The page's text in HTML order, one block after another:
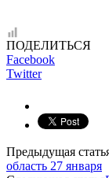
ПОДЕЛИТЬСЯ
Facebook
Twitter
Предыдущая
область 27 января